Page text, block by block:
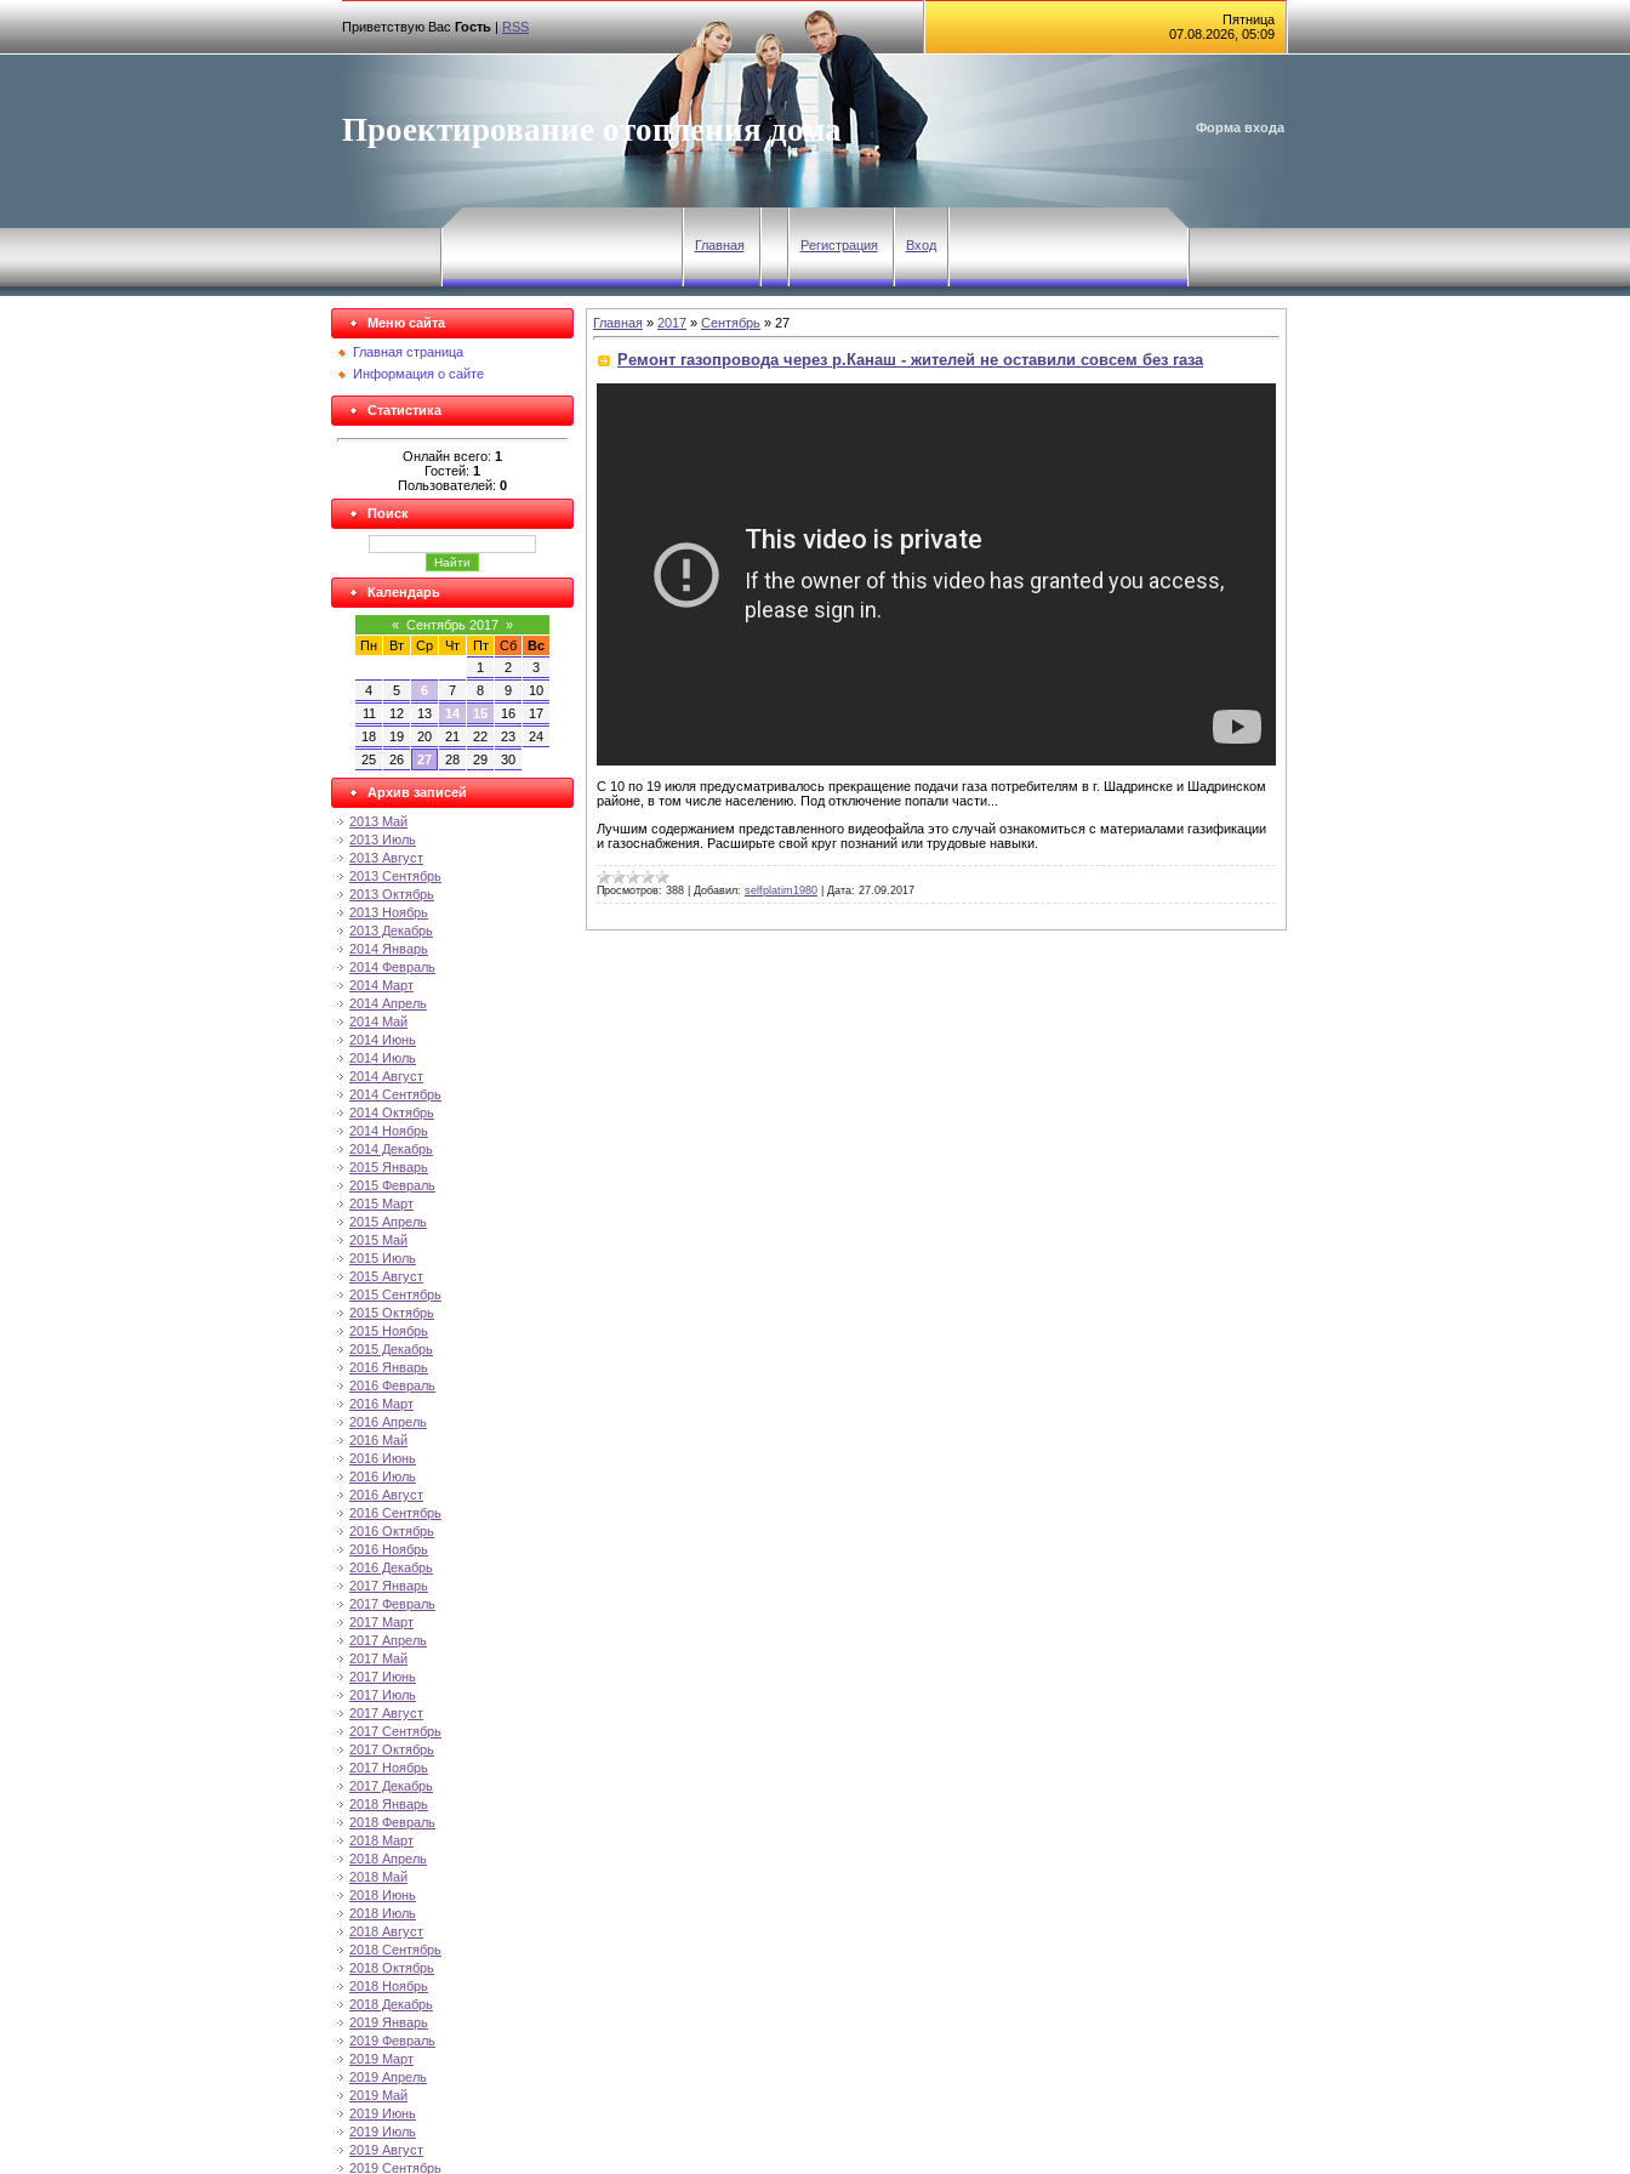
Приветствую Вас Гость|RSS
Пятница
07.08.2026, 05:09
Проектирование отопления дома Форма входа
Главная Регистрация Вход
Меню сайта
Главная страница
Информация о сайте
Статистика
Онлайн всего: 1
Гостей: 1
Пользователей: 0
Поиск
Календарь
« Сентябрь 2017 »
Пн
Вт Ср Чт Пт Сб
Вс
1
2
3
4
5 6 7 8 9
10
11
12 13 14 15 16
17
18
19 20 21 22 23
24
25
26 27 28 29 30
Архив записей
2013 Май
2013 Июль
2013 Август
2013 Сентябрь
2013 Октябрь
2013 Ноябрь
2013 Декабрь
2014 Январь
2014 Февраль
2014 Март
2014 Апрель
2014 Май
2014 Июнь
2014 Июль
2014 Август
2014 Сентябрь
2014 Октябрь
2014 Ноябрь
2014 Декабрь
2015 Январь
2015 Февраль
2015 Март
2015 Апрель
2015 Май
2015 Июль
2015 Август
2015 Сентябрь
2015 Октябрь
2015 Ноябрь
2015 Декабрь
2016 Январь
2016 Февраль
2016 Март
2016 Апрель
2016 Май
2016 Июнь
2016 Июль
2016 Август
2016 Сентябрь
2016 Октябрь
2016 Ноябрь
2016 Декабрь
2017 Январь
2017 Февраль
2017 Март
2017 Апрель
2017 Май
2017 Июнь
2017 Июль
2017 Август
2017 Сентябрь
2017 Октябрь
2017 Ноябрь
2017 Декабрь
2018 Январь
2018 Февраль
2018 Март
2018 Апрель
2018 Май
2018 Июнь
2018 Июль
2018 Август
2018 Сентябрь
2018 Октябрь
2018 Ноябрь
2018 Декабрь
2019 Январь
2019 Февраль
2019 Март
2019 Апрель
2019 Май
2019 Июнь
2019 Июль
2019 Август
2019 Сентябрь
Главная » 2017 » Сентябрь » 27
Ремонт газопровода через р.Канаш - жителей не оставили совсем без газа
С 10 по 19 июля предусматривалось прекращение подачи газа потребителям в г. Шадринске и Шадринском
районе, в том числе населению. Под отключение попали части...
Лучшим содержанием представленного видеофайла это случай ознакомиться с материалами газификации
и газоснабжения. Расширьте свой круг познаний или трудовые навыки.
Просмотров: 388 Добавил: selfplatim1980 Дата: 27.09.2017